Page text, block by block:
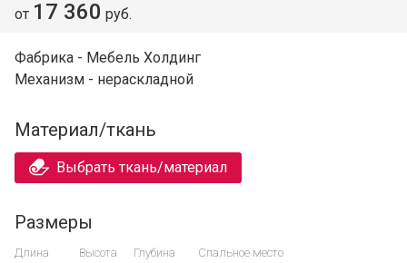
от 17 360 руб.
Фабрика - Мебель Холдинг
Механизм - нераскладной
Материал/ткань
Выбрать ткань/материал
Размеры
Длина Высота Глубина Спальное место